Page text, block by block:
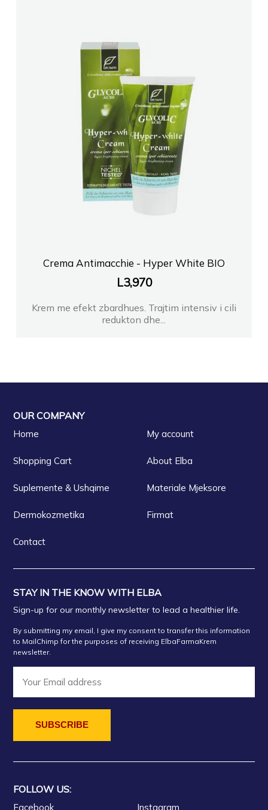
Crema Antimacchie - Hyper White BIO
L3,970
Krem me efekt zbardhues. Trajtim intensiv i cili
redukton dhe...
OUR COMPANY
Home My account
Shopping Cart About Elba
Suplemente & Ushqime Materiale Mjeksore
Dermokozmetika Firmat
Contact
STAY IN THE KNOW WITH ELBA
Sign-up for our monthly newsletter to lead a healthier life.
By submitting my email, I give my consent to transfer this information
to MailChimp for the purposes of receiving ElbaFarmaKrem
newsletter.
FOLLOW US:
Facebook Instagram